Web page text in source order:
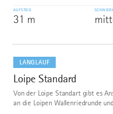
AUFSTIEG
31 m
LANGLAUF
8
Loipe Standard
Von der Loipe Standart gibt es
an die Loipen Wallenriedrunde
dazu